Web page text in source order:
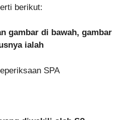
berikut:
gambar di bawah, gambar
ialah